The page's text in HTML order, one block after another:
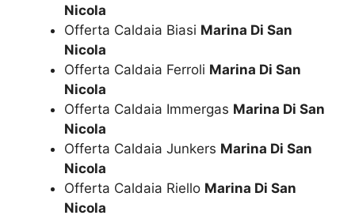
Nicola
Offerta Caldaia Biasi Marina Di San
Nicola
Offerta Caldaia Ferroli Marina Di San
Nicola
Offerta Caldaia Immergas Marina Di San
Nicola
Offerta Caldaia Junkers Marina Di San
Nicola
Offerta Caldaia Riello Marina Di San
Nicola